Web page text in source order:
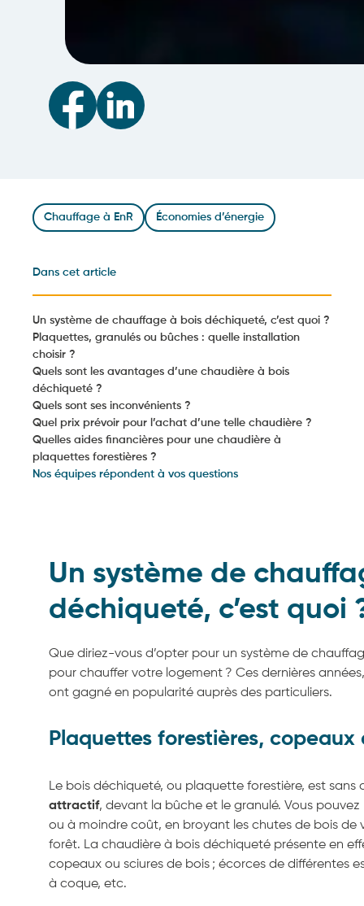
Chauffage à EnR Économies d’énergie
Dans cet article
Un système de chauffage à bois déchiqueté, c’est quoi ?
Plaquettes, granulés ou bûches : quelle installation
choisir ?
Quels sont les avantages d’une chaudière à bois
déchiqueté ?
Quels sont ses inconvénients ?
Quel prix prévoir pour l’achat d’une telle chaudière ?
Quelles aides financières pour une chaudière à
plaquettes forestières ?
Nos équipes répondent à vos questions
Un système de
déchiqueté, c’est quoi
Que diriez-vous d’opter pour un système de
pour chauffer votre logement ? Ces dernières
ont gagné en popularité auprès des particuliers.
Plaquettes forestières,
Le bois déchiqueté, ou plaquette forestière, est sans
attractif, devant la bûche et le granulé. Vous
ou à moindre coût, en broyant les chutes de bois de
forêt. La chaudière à bois déchiqueté présente en
copeaux ou sciures de bois ; écorces de différentes
à coque, etc.